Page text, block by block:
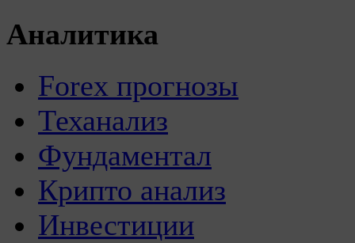
Аналитика
Forex прогнозы
Теханализ
Фундаментал
Крипто анализ
Инвестиции